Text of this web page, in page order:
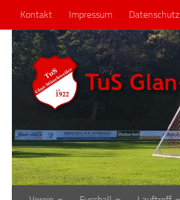
Zum Inhalt springen
Kontakt Impressum